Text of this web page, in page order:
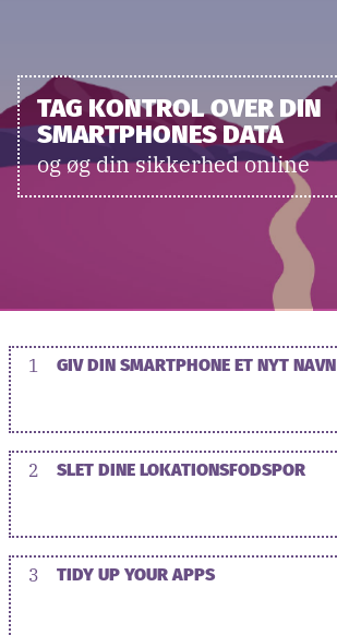
TAG KONTROL OVER DIN
SMARTPHONES DATA
og øg din sikkerhed online
1 GIV DIN SMARTPHONE ET NYT NAVN
2 SLET DINE LOKATIONSFODSPOR
3 TIDY UP YOUR APPS